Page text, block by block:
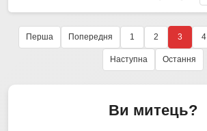
Перша Попередня 1 2 3 4
Наступна Остання
Ви митець?